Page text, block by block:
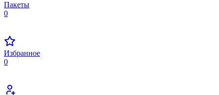
Пакеты
0
Избранное
0